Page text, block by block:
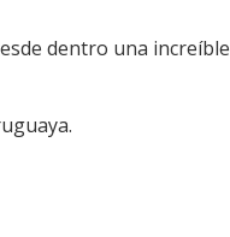
dentro una increíble